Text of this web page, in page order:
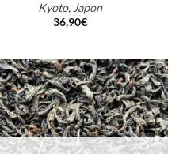
Kyoto, Japon
36,90€